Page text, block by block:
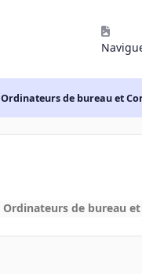
Ordinateurs de bureau et
Ordinateurs de bureau